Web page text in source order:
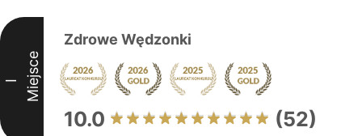
I Miejsce
Zdrowe Wędzonki
10.0 (52)